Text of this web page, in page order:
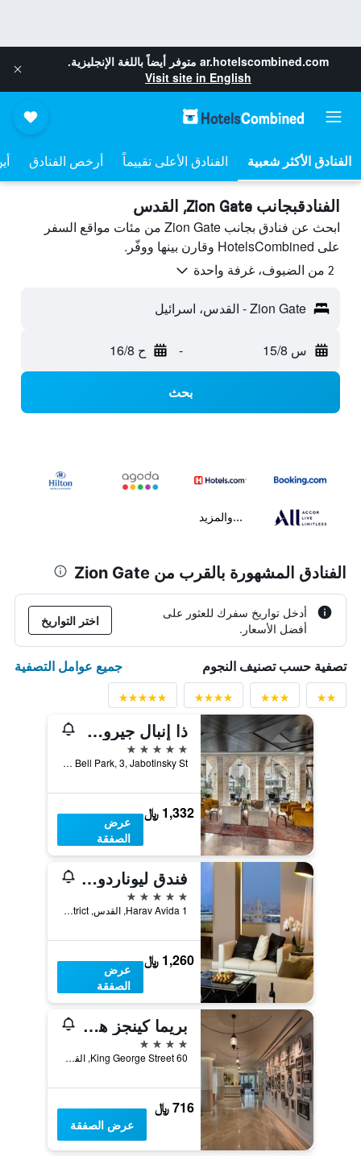
ar.hotelscombined.com متوفر أيضاً باللغة الإنجليزية.
Visit site in English
الفنادق الأعلى تقييماً أرخص الفنادق
الفنادقبجانب Zion Gate, القدس
ابحث عن فنادق بجانب Zion Gate من مئات مواقع السفر
على HotelsCombined وقارن بينها ووفّر.
2 من الضيوف، غرفة واحدة
Zion Gate - القدس، اسرائيل
س 15/8 - ح 16/8
بحث
...والمزيد
الفنادق المشهورة بالقرب من Zion Gate
أدخل تواريخ سفرك للعثور على
أفضل الأسعار.
اختر التواريخ
تصفية حسب تصنيف النجوم جميع عوامل التصفية
ذا إنبال جيروساليم
5 نجوم
Liberty Bell Park, 3, Jabotinsky St., القدس, Jerusalem District, اسرائيل
1,332 ﷼
عرض
الصفقة
فندق ليوناردو بلازا القدس
5 نجوم
Harav Avida 1, القدس, Jerusalem District, اسرائيل
1,260 ﷼
عرض
الصفقة
بريما كينجز هوتل
4 نجوم
60 King George Street, القدس, Jerusalem District, اسرائيل
716 ﷼
عرض الصفقة